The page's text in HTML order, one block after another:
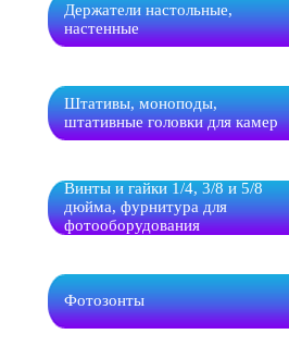
Держатели настольные,
настенные
Штативы, моноподы,
штативные головки для камер
Винты и гайки 1/4, 3/8 и 5/8
дюйма, фурнитура для
фотооборудования
Фотозонты